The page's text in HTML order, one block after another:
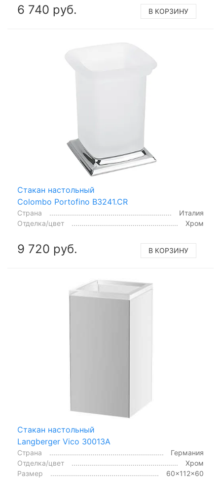
6 740 руб. В КОРЗИНУ
Стакан настольный
Colombo Portofino B3241.CR
Страна
Италия
Отделка/цвет
Хром
9 720 руб. В КОРЗИНУ
Стакан настольный
Langberger Vico 30013A
Страна
Германия
Отделка/цвет
Хром
Размер
60x112x60